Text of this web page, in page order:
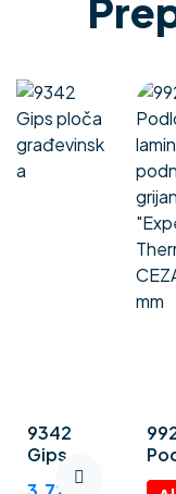
9342
Gips
ploča
za